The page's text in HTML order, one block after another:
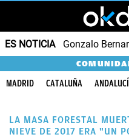
ES NOTICIA Gonzalo
MADRID CATALUÑA
LA MASA FORESTAL
NIEVE DE 2017 ERA "UN